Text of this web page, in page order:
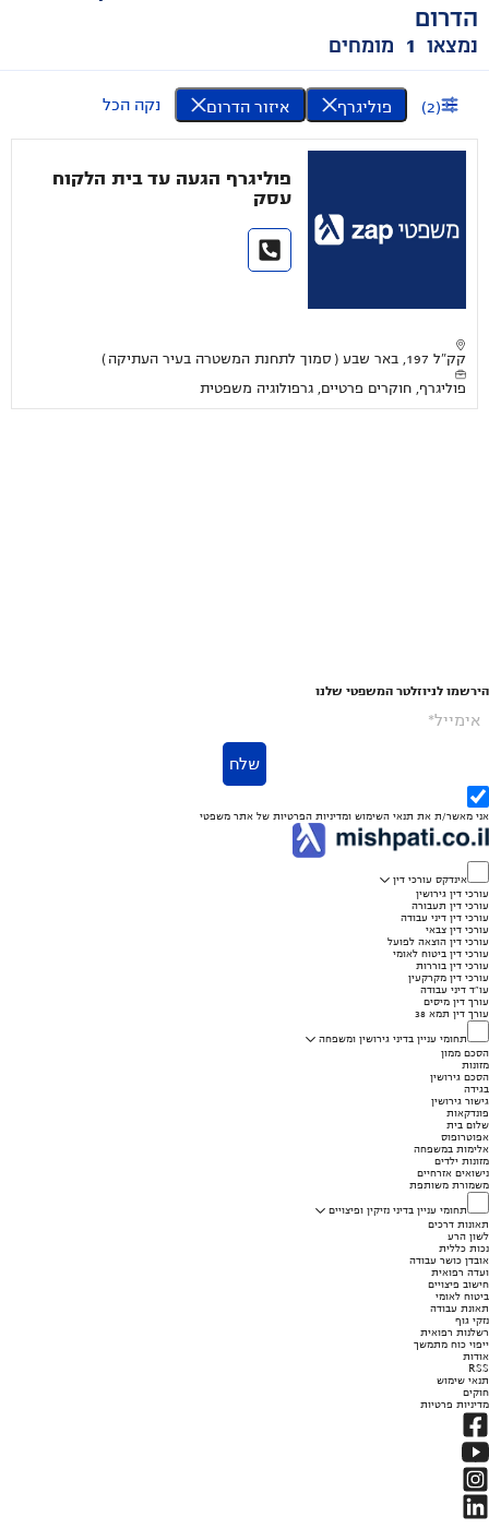
הדרום
נמצאו 1 מומחים
(
2
) פוליגרף איזור הדרום נקה הכל
פוליגרף הגעה עד בית הלקוח
עסק
קק"ל 197, באר שבע ( סמוך לתחנת המשטרה בעיר העתיקה )
פוליגרף, חוקרים פרטיים, גרפולוגיה משפטית
הירשמו לניוזלטר המשפטי שלנו
אימייל*
שלח
אני מאשר/ת את תנאי השימוש ומדיניות הפרטיות של אתר משפטי
אינדקס עורכי דין
עורכי דין גירושין
עורכי דין תעבורה
עורכי דין דיני עבודה
עורכי דין צבאי
עורכי דין הוצאה לפועל
עורכי דין ביטוח לאומי
עורכי דין בוררות
עורכי דין מקרקעין
עו"ד דיני עבודה
עורך דין מיסים
עורך דין תמא 38
תחומי עניין בדיני גירושין ומשפחה
הסכם ממון
מזונות
הסכם גירושין
בגידה
גישור גירושין
פונדקאות
שלום בית
אפוטרופוס
אלימות במשפחה
מזונות ילדים
נישואים אזרחיים
משמורת משותפת
תחומי עניין בדיני נזיקין ופיצויים
תאונות דרכים
לשון הרע
נכות כללית
אובדן כושר עבודה
ועדה רפואית
חישוב פיצויים
ביטוח לאומי
תאונת עבודה
נזקי גוף
רשלנות רפואית
ייפוי כוח מתמשך
אודות
RSS
תנאי שימוש
חוקים
מדיניות פרטיות